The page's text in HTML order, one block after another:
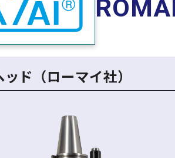
ド（ローマイ社）